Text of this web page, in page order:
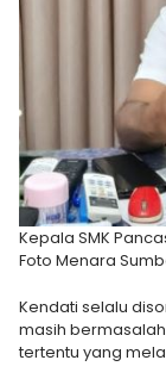
Kepala SMK
Foto Menara
Kendati selalu
masih
tertentu yang